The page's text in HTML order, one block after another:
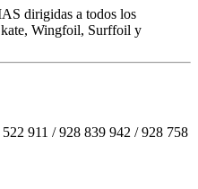
dirigidas a todos los
Wingfoil, Surffoil y
911 / 928 839 942 / 928 758